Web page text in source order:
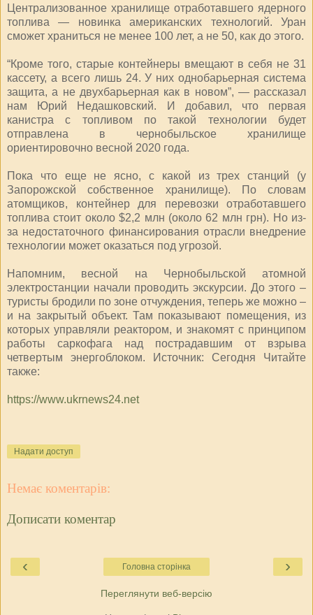
Централизованное хранилище отработавшего ядерного
топлива — новинка американских технологий. Уран
сможет храниться не менее 100 лет, а не 50, как до этого.
“Кроме того, старые контейнеры вмещают в себя не 31
кассету, а всего лишь 24. У них однобарьерная система
защита, а не двухбарьерная как в новом”, — рассказал
нам Юрий Недашковский. И добавил, что первая
канистра с топливом по такой технологии будет
отправлена в чернобыльское хранилище
ориентировочно весной 2020 года.
Пока что еще не ясно, с какой из трех станций (у
Запорожской собственное хранилище). По словам
атомщиков, контейнер для перевозки отработавшего
топлива стоит около $2,2 млн (около 62 млн грн). Но из-
за недостаточного финансирования отрасли внедрение
технологии может оказаться под угрозой.
Напомним, весной на Чернобыльской атомной
электростанции начали проводить экскурсии. До этого –
туристы бродили по зоне отчуждения, теперь же можно –
и на закрытый объект. Там показывают помещения, из
которых управляли реактором, и знакомят с принципом
работы саркофага над пострадавшим от взрыва
четвертым энергоблоком. Источник: Сегодня Читайте
также:
https://www.ukrnews24.net
Надати доступ
Немає коментарів:
Дописати коментар
‹ ›
Головна сторінка
Переглянути веб-версію